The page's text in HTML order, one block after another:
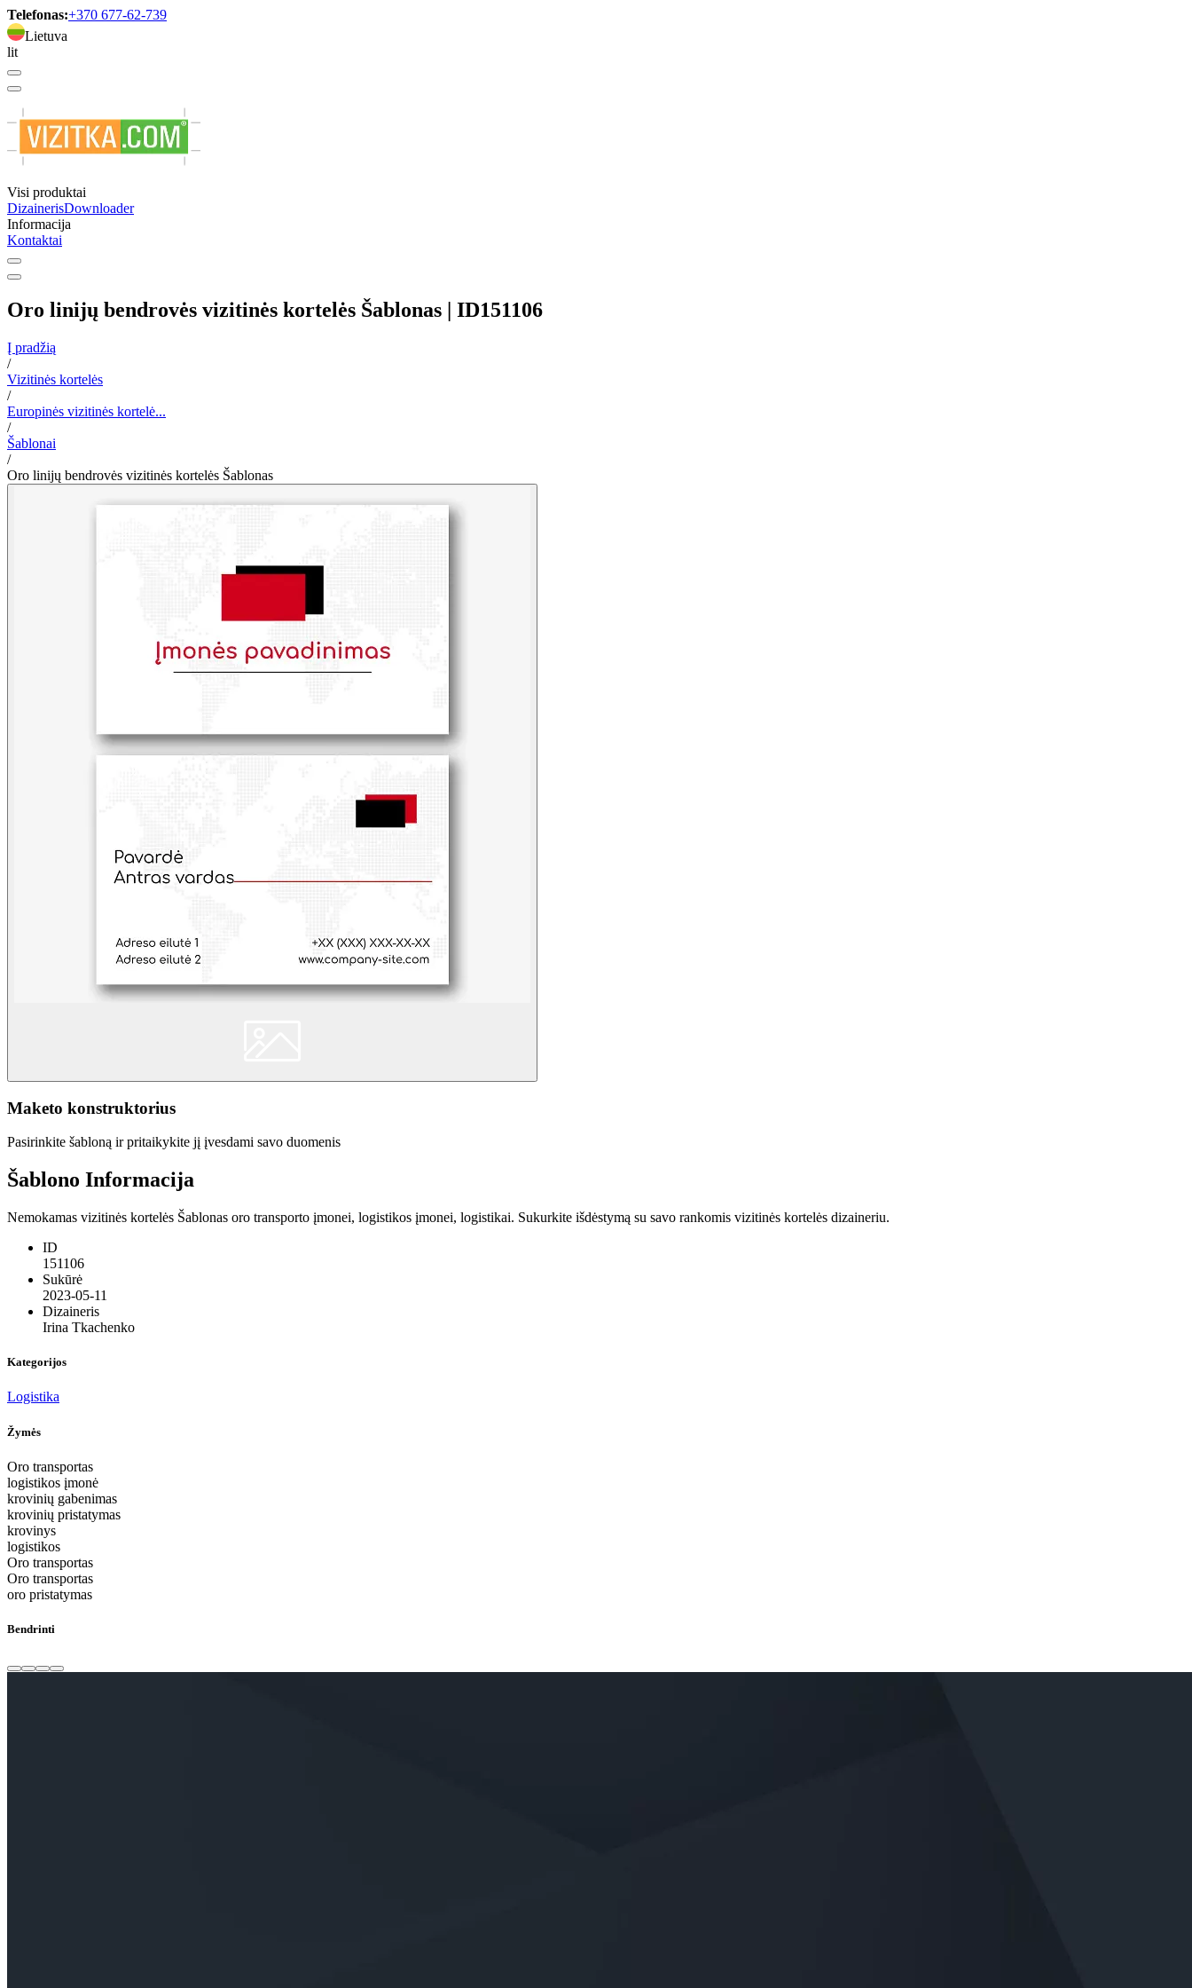
Telefonas:+370 677-62-739
Lietuva
lit
Visi produktai
DizainerisDownloader
Informacija
Kontaktai
Oro linijų bendrovės vizitinės kortelės Šablonas | ID151106
Į pradžią
/
Vizitinės kortelės
/
Europinės vizitinės kortelė...
/
Šablonai
/
Oro linijų bendrovės vizitinės kortelės Šablonas
Maketo konstruktorius
Pasirinkite šabloną ir pritaikykite jį įvesdami savo duomenis
Šablono Informacija
Nemokamas vizitinės kortelės Šablonas oro transporto įmonei, logistikos įmonei, logistikai. Sukurkite išdėstymą su savo rankomis vizitinės kortelės dizaineriu.
ID
151106
Sukūrė
2023-05-11
Dizaineris
Irina Tkachenko
Kategorijos
Logistika
Žymės
Oro transportas
logistikos įmonė
krovinių gabenimas
krovinių pristatymas
krovinys
logistikos
Oro transportas
Oro transportas
oro pristatymas
Bendrinti